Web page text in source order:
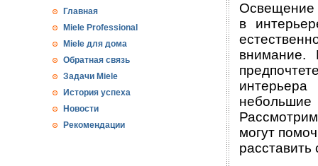
Главная
Miele Professional
Miele для дома
Обратная связь
Задачи Miele
История успеха
Новости
Рекомендации
Освещение
в
внимание.
могут